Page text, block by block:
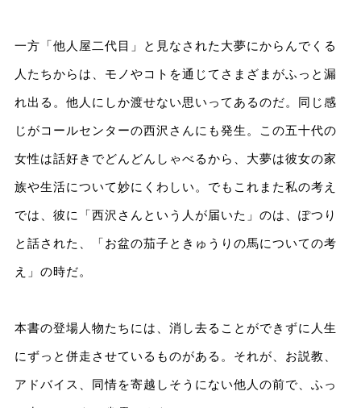
一方「他人屋二代目」と見なされた大夢にからんでくる
人たちからは、モノやコトを通じてさまざまがふっと漏
れ出る。他人にしか渡せない思いってあるのだ。同じ感
じがコールセンターの西沢さんにも発生。この五十代の
女性は話好きでどんどんしゃべるから、大夢は彼女の家
族や生活について妙にくわしい。でもこれまた私の考え
では、彼に「西沢さんという人が届いた」のは、ぽつり
と話された、「お盆の茄子ときゅうりの馬についての考
え」の時だ。
本書の登場人物たちには、消し去ることができずに人生
にずっと併走させているものがある。それが、お説教、
アドバイス、同情を寄越しそうにない他人の前で、ふっ